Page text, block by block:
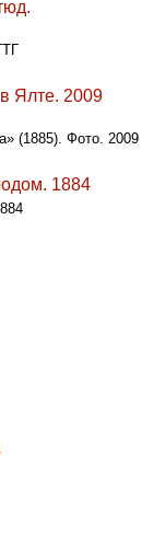
(1885). Фото. 2009